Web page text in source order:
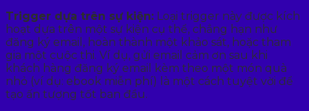
Trigger dựa trên sự kiện: Loại trigger này được kích
hoạt dựa trên một sự kiện cụ thể, chẳng hạn như
đăng ký email, hoàn thành một khảo sát, hoặc tham
gia một cuộc thi. Ví dụ, gửi email cảm ơn sau khi
khách hàng đăng ký email kèm theo một món quà
nhỏ (ví dụ: ebook miễn phí) là một cách tuyệt vời để
tạo ấn tượng tốt ban đầu.